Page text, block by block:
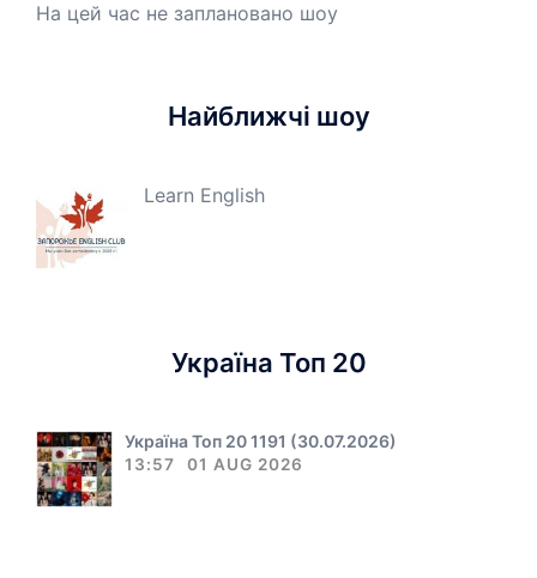
На цей час не заплановано шоу
Найближчі шоу
Learn English
Україна Топ 20
Україна Топ 20 1191 (30.07.2026)
13:57 01 AUG 2026